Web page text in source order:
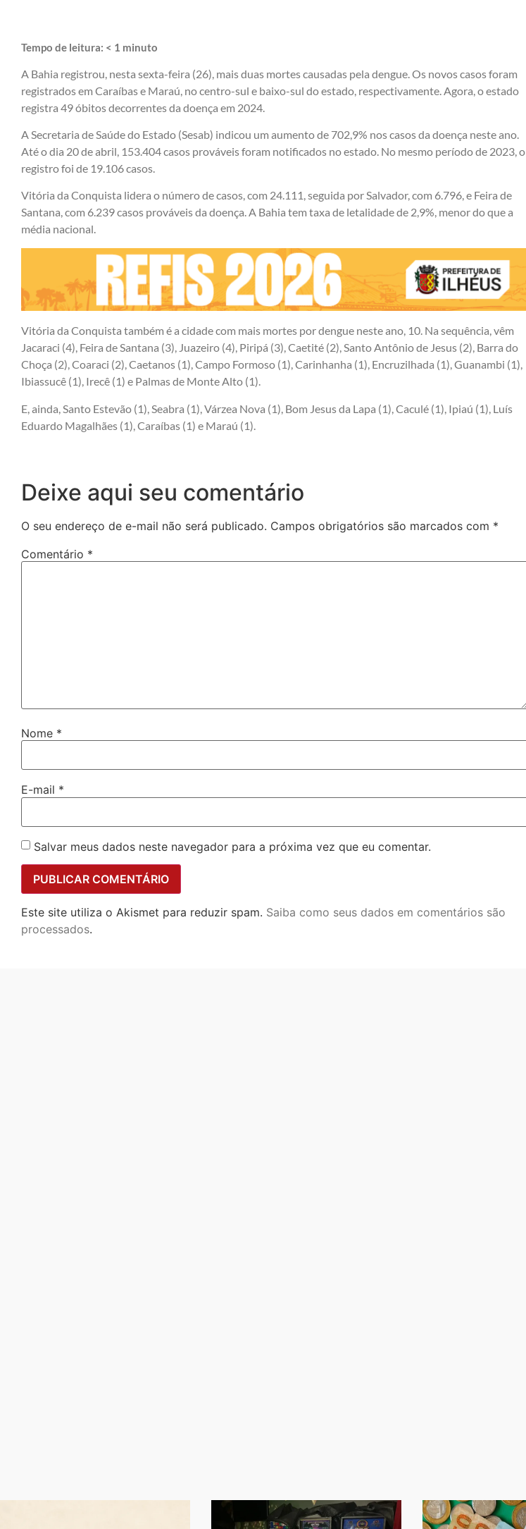
Tempo de leitura: < 1 minuto
A Bahia registrou, nesta sexta-feira (26), mais duas mortes causadas pela dengue. Os novos casos foram
registrados em Caraíbas e Maraú, no centro-sul e baixo-sul do estado, respectivamente. Agora, o estado
registra 49 óbitos decorrentes da doença em 2024.
A Secretaria de Saúde do Estado (Sesab) indicou um aumento de 702,9% nos casos da doença neste ano.
Até o dia 20 de abril, 153.404 casos prováveis foram notificados no estado. No mesmo período de 2023, o
registro foi de 19.106 casos.
Vitória da Conquista lidera o número de casos, com 24.111, seguida por Salvador, com 6.796, e Feira de
Santana, com 6.239 casos prováveis da doença. A Bahia tem taxa de letalidade de 2,9%, menor do que a
média nacional.
Vitória da Conquista também é a cidade com mais mortes por dengue neste ano, 10. Na sequência, vêm
Jacaraci (4), Feira de Santana (3), Juazeiro (4), Piripá (3), Caetité (2), Santo Antônio de Jesus (2), Barra do
Choça (2), Coaraci (2), Caetanos (1), Campo Formoso (1), Carinhanha (1), Encruzilhada (1), Guanambi (1),
Ibiassucê (1), Irecê (1) e Palmas de Monte Alto (1).
E, ainda, Santo Estevão (1), Seabra (1), Várzea Nova (1), Bom Jesus da Lapa (1), Caculé (1), Ipiaú (1), Luís
Eduardo Magalhães (1), Caraíbas (1) e Maraú (1).
Deixe aqui seu comentário
O seu endereço de e-mail não será publicado. Campos obrigatórios são marcados com *
Comentário *
Nome *
E-mail *
Salvar meus dados neste navegador para a próxima vez que eu comentar.
Este site utiliza o Akismet para reduzir spam. Saiba como seus dados em comentários são
processados.